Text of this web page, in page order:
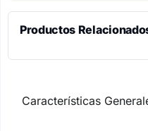
Productos
Características